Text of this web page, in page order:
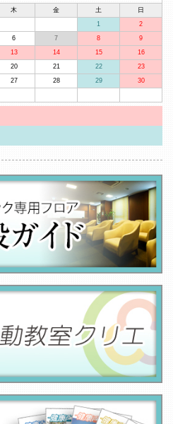
木 金 土
日
1
2
6 7 8
9
13 14 15
16
20 21 22
23
27 28 29
30